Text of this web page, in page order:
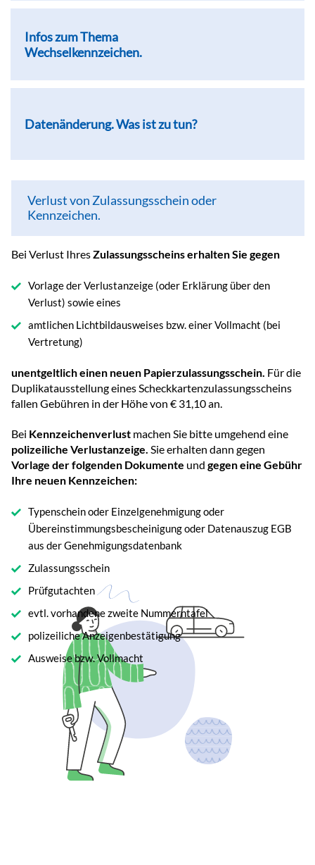
Infos zum Thema
Wechselkennzeichen.
Datenänderung. Was ist zu tun?
Verlust von Zulassungsschein oder
Kennzeichen.
Bei Verlust IhresZulassungsscheins erhalten Sie gegen
Vorlage der Verlustanzeige (oder Erklärung über den
Verlust) sowie eines
amtlichen Lichtbildausweises bzw. einer Vollmacht (bei
Vertretung)
unentgeltlich einen neuen Papierzulassungsschein. Für die
Duplikatausstellung eines Scheckkartenzulassungsscheins
fallen Gebühren in der Höhe von € 31,10 an.
Bei Kennzeichenverlust machen Sie bitte umgehend eine
polizeiliche Verlustanzeige. Sie erhalten dann gegen
Vorlage der folgenden Dokumente und gegen eine Gebühr
Ihre neuen Kennzeichen:
Typenschein oder Einzelgenehmigung oder
Übereinstimmungsbescheinigung oder Datenauszug EGB
aus der Genehmigungsdatenbank
Zulassungsschein
Prüfgutachten
evtl. vorhandene zweite Nummerntafel
polizeiliche Anzeigenbestätigung
Ausweise bzw. Vollmacht